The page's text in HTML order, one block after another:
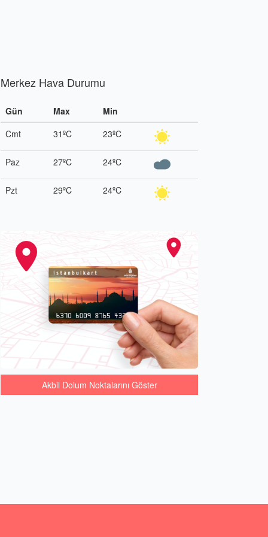
Merkez Hava Durumu
Gün Max
Min
Cmt
31ºC 23ºC
Paz 27ºC 24ºC
Pzt 29ºC 24ºC
Akbil Dolum Noktalarını Göster